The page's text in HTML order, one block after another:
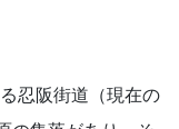
忍阪街道（現在の